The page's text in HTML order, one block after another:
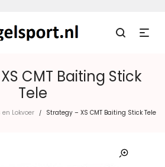
CMT Baiting Stick
Tele
en Lokvoer / Strategy – XS CMT Baiting Stick Tele